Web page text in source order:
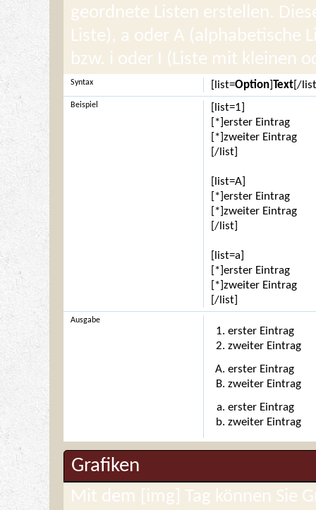
geordnete Listen erstellen.
Liste), a oder A (alphabetische
bzw. i oder I (Liste mit kleinen
[list=Option]Text[/
Syntax
[list=1]
[*]erster Eintrag
[*]zweiter Eintrag
[/list]
[list=A]
[*]erster Eintrag
[*]zweiter Eintrag
[/list]
[list=a]
[*]erster Eintrag
[*]zweiter Eintrag
[/list]
Beispiel
erster Eintrag
zweiter Eintrag
erster Eintrag
zweiter Eintrag
erster Eintrag
zweiter Eintrag
Ausgabe
Grafiken
Mit dem [img] Tag können Sie